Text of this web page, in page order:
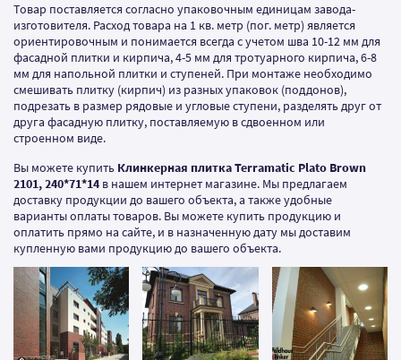
Товар поставляется согласно упаковочным единицам завода-
изготовителя. Расход товара на 1 кв. метр (пог. метр) является
ориентировочным и понимается всегда с учетом шва 10-12 мм для
фасадной плитки и кирпича, 4-5 мм для тротуарного кирпича, 6-8
мм для напольной плитки и ступеней. При монтаже необходимо
смешивать плитку (кирпич) из разных упаковок (поддонов),
подрезать в размер рядовые и угловые ступени, разделять друг от
друга фасадную плитку, поставляемую в сдвоенном или
строенном виде.
Вы можете купить Клинкерная плитка Terramatic Plato Brown
2101, 240*71*14 в нашем интернет магазине. Мы предлагаем
доставку продукции до вашего объекта, а также удобные
варианты оплаты товаров. Вы можете купить продукцию и
оплатить прямо на сайте, и в назначенную дату мы доставим
купленную вами продукцию до вашего объекта.